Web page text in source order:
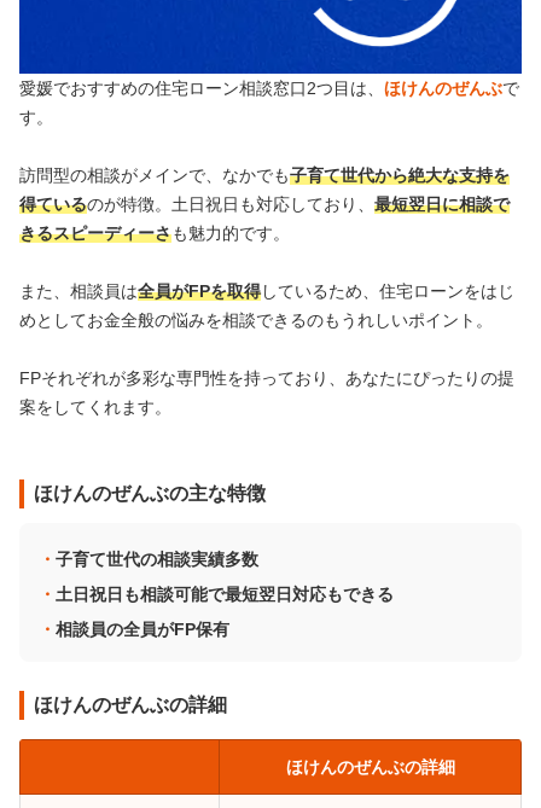
愛媛でおすすめの住宅ローン相談窓口2つ目は、 ほけんのぜんぶで
す。
訪問型の相談がメインで、なかでも子育て世代から絶大な支持を
得ているのが特徴。土日祝日も対応しており、 最短翌日に相談で
きるスピーディーさも魅力的です。
また、相談員は全員がFPを取得しているため、住宅ローンをはじ
めとしてお金全般の悩みを相談できるのもうれしいポイント。
FPそれぞれが多彩な専門性を持っており、あなたにぴったりの提
案をしてくれます。
ほけんのぜんぶの主な特徴
子育て世代の相談実績多数
土日祝日も相談可能で最短翌日対応もできる
相談員の全員がFP保有
ほけんのぜんぶの詳細
ほけんのぜんぶの詳細